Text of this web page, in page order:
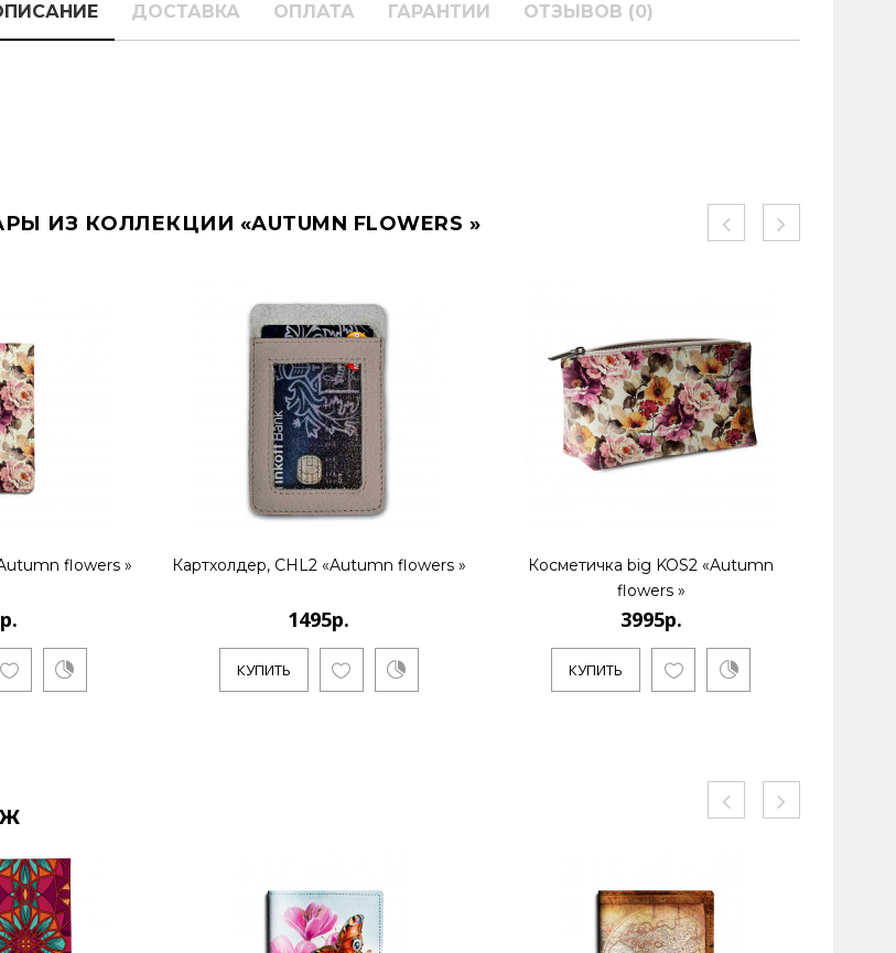
ДОСТАВКА ОПЛАТА ГАРАНТИИ ОТЗЫВОВ (0)
ИЗ КОЛЛЕКЦИИ «AUTUMN FLOWERS »
flowers » Картхолдер, CHL2 «Autumn flowers »
1495р.
КУПИТЬ
Косметичка big KOS2 «Autumn
flowers »
3995р.
КУПИТЬ